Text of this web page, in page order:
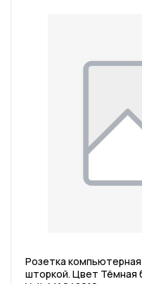
Розетка компьютерная
шторкой. Цвет Тёмная